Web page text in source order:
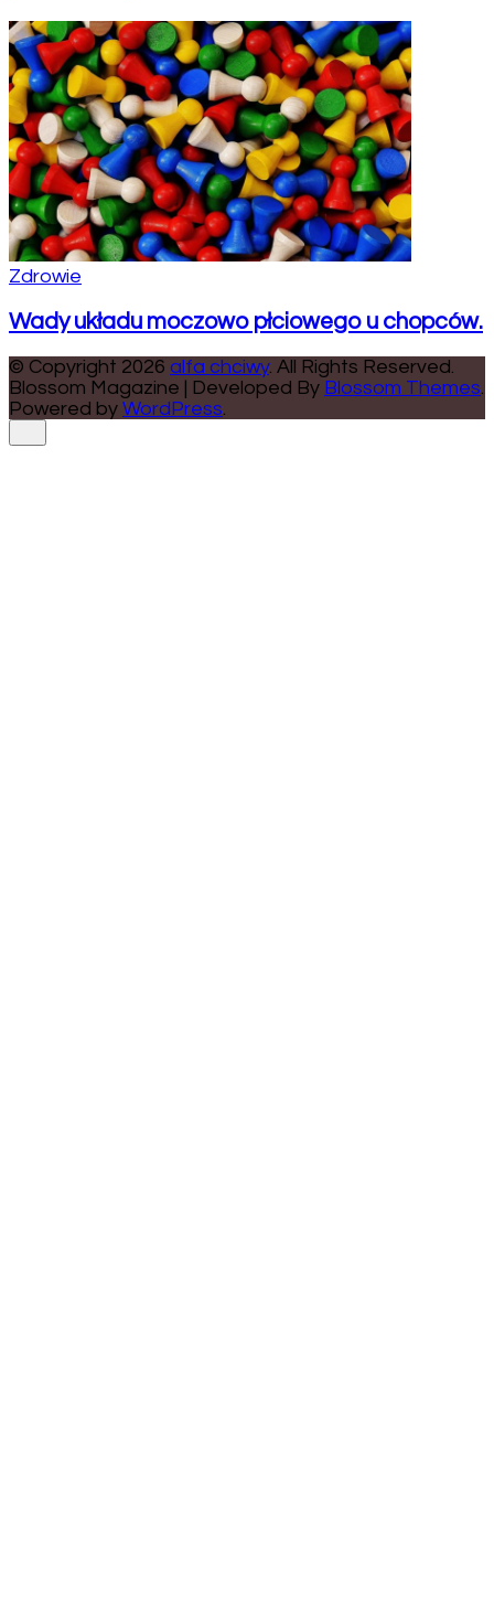
Zdrowie
Wady układu moczowo płciowego u chopców.
© Copyright 2026 alfa chciwy. All Rights Reserved.
Blossom Magazine | Developed By Blossom Themes.
Powered by WordPress.